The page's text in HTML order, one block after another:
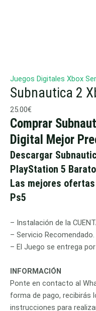
Juegos Digitales Xbox
Subnautica 2
25.00€
Comprar
Digital Mejor
Descargar
PlayStation 5
Las mejores
Ps5
– Instalación de la
– Servicio Recomendado.
– El Juego se entrega
INFORMACIÓN
Ponte en contacto al
forma de pago, recibirás
instrucciones para